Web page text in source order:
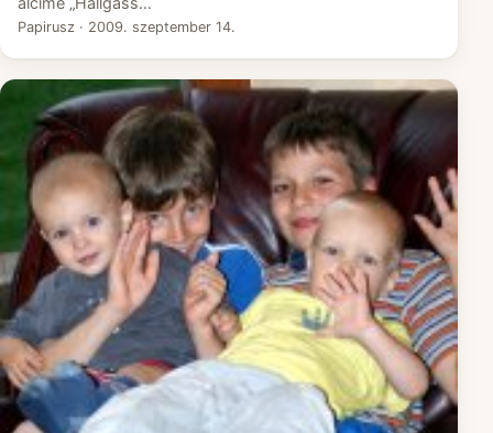
Papirusz · 2009. szeptember 14.